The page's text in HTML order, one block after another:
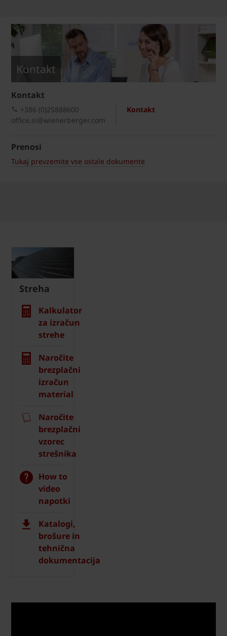
Kontakt
Kontakt
Kontakt
+386 (0)25888600
office.si@wienerberger.com
Prenosi
Tukaj prevzemite vse ostale dokumente
Streha
Kalkulator
za izračun
strehe
Naročite
brezplačni
izračun
material
Naročite
brezplačni
vzorec
strešnika
How to
video
napotki
Katalogi,
brošure in
tehnična
dokumentacija